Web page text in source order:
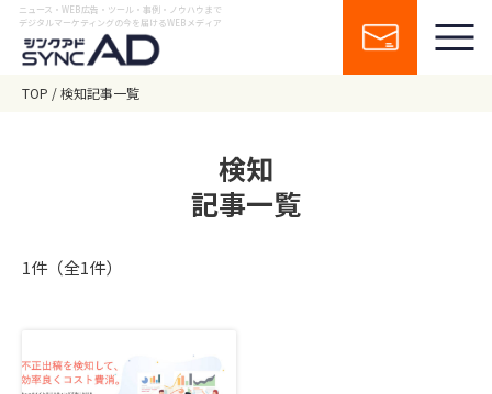
ニュース・WEB広告・ツール・事例・ノウハウまで
デジタルマーケティングの今を届けるWEBメディア
TOP 検知記事一覧
検知
記事一覧
1件（全1件）